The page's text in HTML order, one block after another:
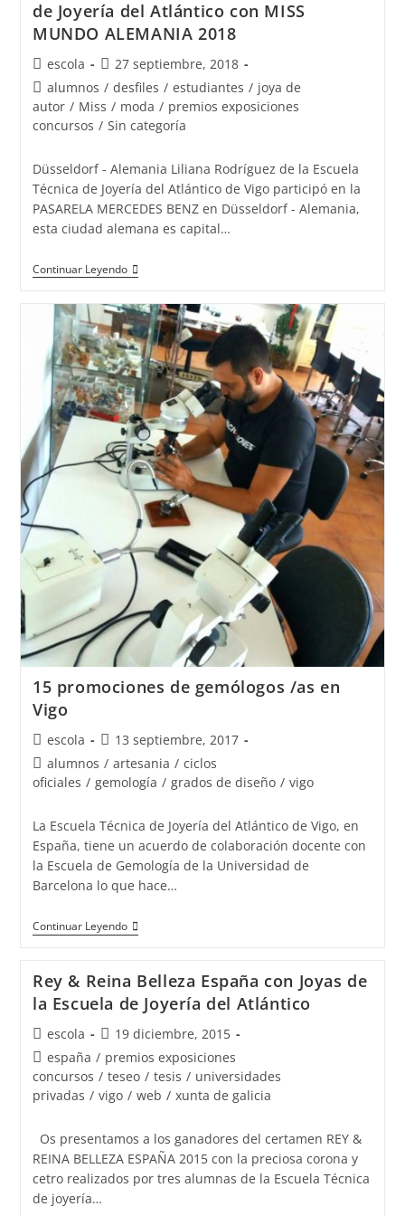
de Joyería del Atlántico con MISS
MUNDO ALEMANIA 2018
Autor
de
la
entrada:
escola
Publicación
de
la
entrada:
27 septiembre, 2018
Categoría
de
la
alumnos / desfiles / estudiantes / joya de
autor / Miss / moda / premios exposiciones
concursos / Sin categoría
Düsseldorf - Alemania Liliana Rodríguez de la Escuela
Técnica de Joyería del Atlántico de Vigo participó en la
PASARELA MERCEDES BENZ en Düsseldorf - Alemania,
esta ciudad alemana es capital…
Continuar Leyendo
Liliana
de
la
Escuela
Técnica
de
Joyería
del
Atlántico
con
MISS
MUNDO
ALEMANIA
2018
15 promociones de gemólogos /as en
Vigo
Autor
de
la
escola
Publicación
de
la
entrada:
13 septiembre, 2017
Categoría
de
entrada:
alumnos / artesania / ciclos
oficiales / gemología / grados de diseño / vigo
La Escuela Técnica de Joyería del Atlántico de Vigo, en
España, tiene un acuerdo de colaboración docente con
la Escuela de Gemología de la Universidad de
Barcelona lo que hace…
Continuar Leyendo
15
gemólogos
/as
en
Vigo
Rey & Reina Belleza España con Joyas de
la Escuela de Joyería del Atlántico
Autor
de
la
entrada:
escola
Publicación
de
la
entrada:
19 diciembre, 2015
Categoría
de
la
españa / premios exposiciones
concursos / teseo / tesis / universidades
privadas / vigo / web / xunta de galicia
Os presentamos a los ganadores del certamen REY &
REINA BELLEZA ESPAÑA 2015 con la preciosa corona y
cetro realizados por tres alumnas de la Escuela Técnica
de joyería…